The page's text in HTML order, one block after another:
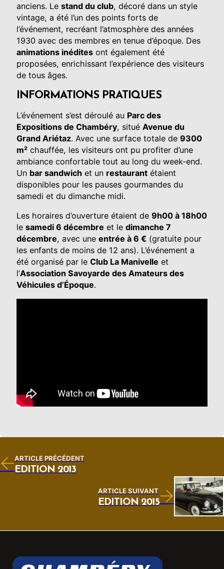
anciens. Lestand du club, décoré dans un style
vintage, a été l’un des points forts de
l’événement, recréant l’atmosphère des années
1930 avec des membres en tenue d’époque. Des
animations inédites ont également été
proposées, enrichissant l’expérience des visiteurs
de tous âges.
INFORMATIONS PRATIQUES
L’événement s’est déroulé au Parc des
Expositions de Chambéry, situéAvenue du
Grand Ariétaz. Avec une surface totale de9300
m² chauffée, les visiteurs ont pu profiter d’une
ambiance confortable tout au long du week-end.
Un bar sandwich et un restaurant étaient
disponibles pour les pauses gourmandes du
samedi et du dimanche midi.
Les horaires d’ouverture étaient de9h00 à 18h00
lesamedi 6 décembre et ledimanche 7
décembre, avec uneentrée à 6 € (gratuite pour
les enfants de moins de 12 ans). L’événement a
été organisé par leClub La Manivelle et
l’Association Savoyarde des Amateurs des
Véhicules d’Époque.
ARTICLE PRÉCÉDENT
ÉDITION 2013
ARTICLE SUIVANT
ÉDITION 2015